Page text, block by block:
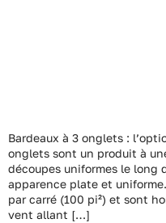
Bardeaux à 3 onglets :
onglets sont un produit à
découpes uniformes le long
apparence plate et
par carré (100 pi²) et sont
vent allant […]